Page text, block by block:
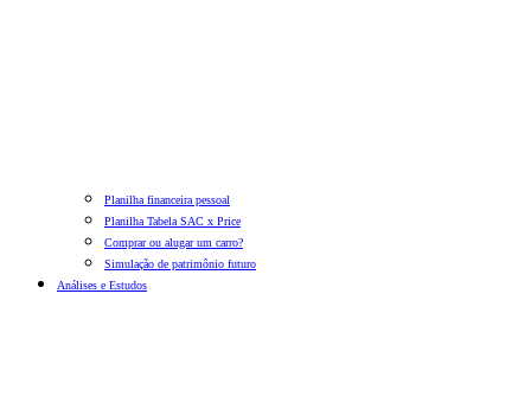
Planilha financeira pessoal
Planilha Tabela SAC x Price
Comprar ou alugar um carro?
Simulação de patrimônio futuro
Análises e Estudos